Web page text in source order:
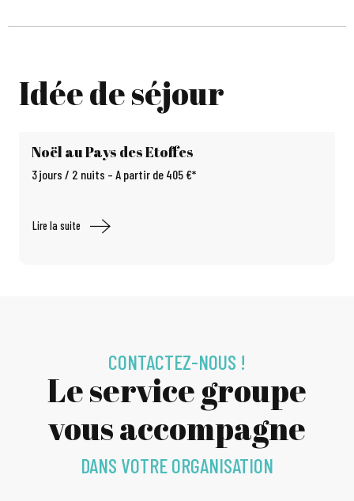
Idée de séjour
Noël au Pays des Etoffes
3 jours / 2 nuits – A partir de 405 €*
Lire la suite
CONTACTEZ-NOUS !
Le service groupe
vous accompagne
DANS VOTRE ORGANISATION